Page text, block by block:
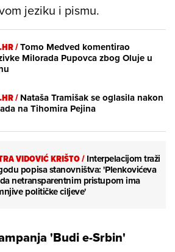
jeziku i pismu.
/Tomo Medved komentirao
Milorada Pupovca zbog Oluje u
/Nataša Tramišak se oglasila nakon
na Tihomira Pejina
VIDOVIĆ KRIŠTO/Interpelacijom traži
popisa stanovništva: 'Plenkovićeva
netransparentnim pristupom ima
političke ciljeve'
'Budi e-Srbin'